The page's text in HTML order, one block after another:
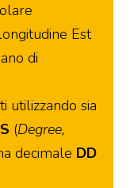
Est
di
utilizzando sia
(Degree,
decimale DD